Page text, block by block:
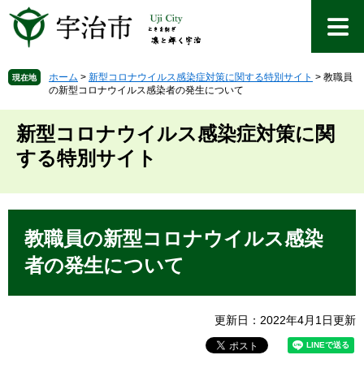
先
で
を
ば
へ
現在地 ホーム > 新型コロナウイルス感染症対策に関する特別サイト > 教職員
の新型コロナウイルス感染者の発生について
新型コロナウイルス感染症対策に関
する特別サイト
教職員の新型コロナウイルス感染
者の発生について
更新日：2022年4月1日更新